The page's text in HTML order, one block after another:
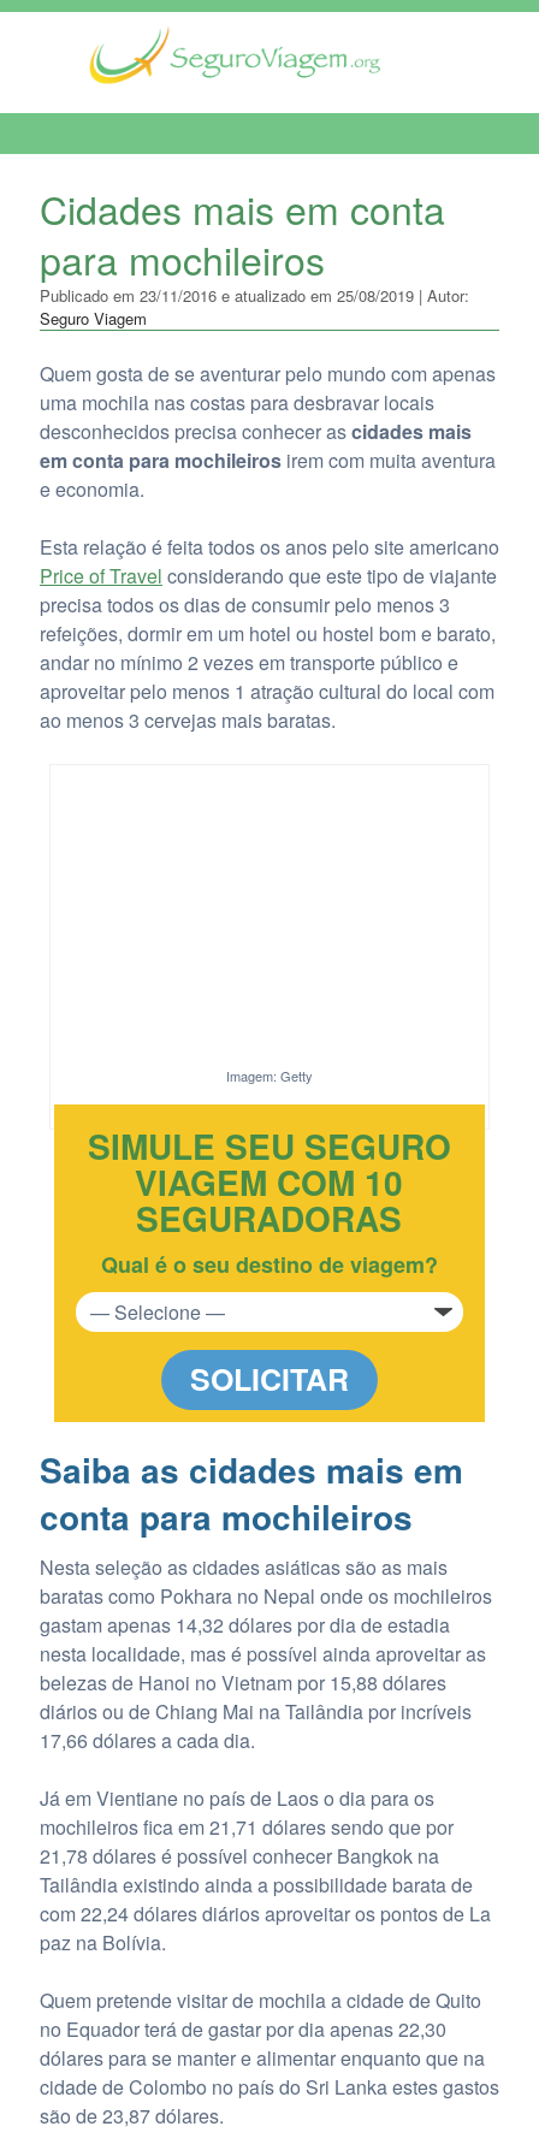
Cidades mais em conta
para mochileiros
Publicado em 23/11/2016 e atualizado em 25/08/2019 | Autor:
Seguro Viagem
Quem gosta de se aventurar pelo mundo com apenas
uma mochila nas costas para desbravar locais
desconhecidos precisa conhecer ascidades mais
em conta para mochileirosirem com muita aventura
e economia.
Esta relação é feita todos os anos pelo site americano
Price of Travel considerando que este tipo de viajante
precisa todos os dias de consumir pelo menos 3
refeições, dormir em um hotel ou hostel bom e barato,
andar no mínimo 2 vezes em transporte público e
aproveitar pelo menos 1 atração cultural do local com
ao menos 3 cervejas mais baratas.
Imagem: Getty
SIMULE SEU SEGURO
VIAGEM COM 10
SEGURADORAS
Qual é o seu destino de viagem?
SOLICITAR
Saiba as cidades mais em
conta para mochileiros
Nesta seleção as cidades asiáticas são as mais
baratas como Pokhara no Nepal onde os mochileiros
gastam apenas 14,32 dólares por dia de estadia
nesta localidade, mas é possível ainda aproveitar as
belezas de Hanoi no Vietnam por 15,88 dólares
diários ou de Chiang Mai na Tailândia por incríveis
17,66 dólares a cada dia.
Já em Vientiane no país de Laos o dia para os
mochileiros fica em 21,71 dólares sendo que por
21,78 dólares é possível conhecer Bangkok na
Tailândia existindo ainda a possibilidade barata de
com 22,24 dólares diários aproveitar os pontos de La
paz na Bolívia.
Quem pretende visitar de mochila a cidade de Quito
no Equador terá de gastar por dia apenas 22,30
dólares para se manter e alimentar enquanto que na
cidade de Colombo no país do Sri Lanka estes gastos
são de 23,87 dólares.